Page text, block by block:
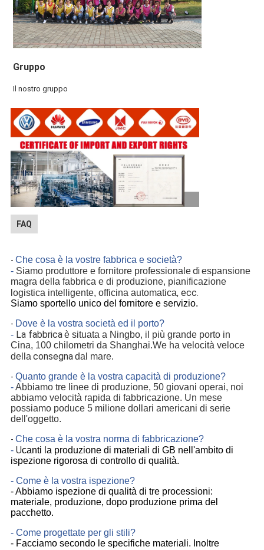
Gruppo
Il nostro gruppo
FAQ
- Che cosa è la vostre fabbrica e società?
- Siamo produttore e fornitore professionalediespansione
magra della fabbrica e di produzione, pianificazione
logistica intelligente, officina automatica, ecc.
Siamo sportello unico del fornitore e servizio.
- Dove è la vostra società ed il porto?
- La fabbricaè situata a Ningbo, il più grande porto in
Cina, 100 chilometri da Shanghai.We ha velocità veloce
della consegnadal mare.
- Quanto grande è la vostra capacità di produzione?
-Abbiamo tre linee di produzione, 50 giovani operai, noi
abbiamo velocità rapida di fabbricazione. Un mese
possiamo poduce 5 milione dollari americani di serie
dell'oggetto.
- Che cosa è la vostra norma di fabbricazione?
- Ucanti la produzione di materiali di GB nell'ambito di
ispezione rigorosa di controllo di qualità.
- Come è la vostra ispezione?
- Abbiamo ispezione di qualità di tre processioni:
materiale, produzione, dopo produzione prima del
pacchetto.
- Come progettate per gli stili?
- Facciamo secondo le specifiche materiali. Inoltre